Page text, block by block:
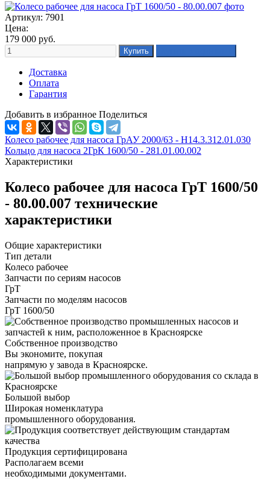
Артикул: 7901
Цена:
179 000 руб.
Доставка
Оплата
Гарантия
Добавить в избранное Поделиться
Колесо рабочее для насоса ГрАУ 2000/63 - Н14.3.312.01.030
Кольцо для насоса 2ГрК 1600/50 - 281.01.00.002
Характеристики
Колесо рабочее для насоса ГрТ 1600/50
- 80.00.007 технические
характеристики
Общие характеристики
Тип детали
Колесо рабочее
Запчасти по сериям насосов
ГрТ
Запчасти по моделям насосов
ГрТ 1600/50
Собственное производство
Вы экономите, покупая
напрямую у завода в Красноярске.
Большой выбор
Широкая номенклатура
промышленного оборудования.
Продукция сертифицирована
Располагаем всеми
необходимыми документами.